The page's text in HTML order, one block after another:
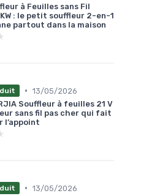
à Feuilles sans Fil
: le petit souffleur 2-en-1
partout dans la maison
• 13/05/2026
Souffleur à feuilles 21 V
sans fil pas cher qui fait
l’appoint
• 13/05/2026